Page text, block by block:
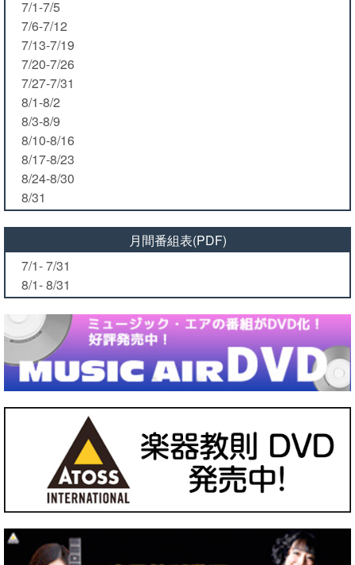
7/1-7/5
7/6-7/12
7/13-7/19
7/20-7/26
7/27-7/31
8/1-8/2
8/3-8/9
8/10-8/16
8/17-8/23
8/24-8/30
8/31
月間番組表(PDF)
7/1- 7/31
8/1- 8/31